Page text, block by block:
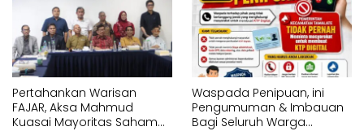
Memperagakan Jurus
Pencak Silat
Pertahankan Warisan
FAJAR, Aksa Mahmud
Kuasai Mayoritas Saham
Waspada Penipuan, ini
Pengumuman & Imbauan
Bagi Seluruh Warga